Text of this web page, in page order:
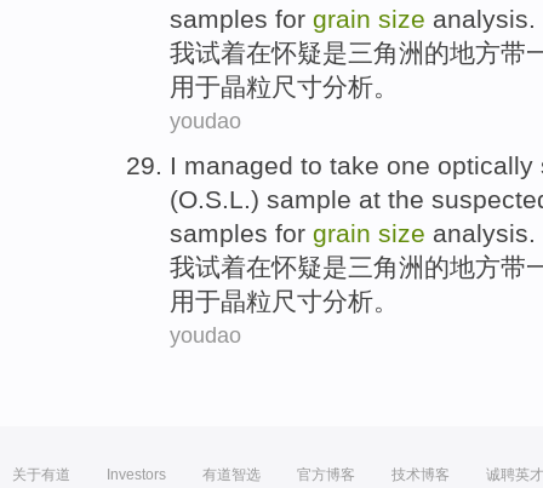
samples for grain size analysis
我试着在怀疑是三角洲 的地方带
用于晶粒 尺寸分析。
youdao
I managed to take one optically
(O.S.L.) sample at the
samples for grain size analysis.
我试着在怀疑是三角洲 的地方带
用于晶粒尺寸分析。
youdao
关于有道 Investors 有道智选 官方博客 技术博客 诚聘英才